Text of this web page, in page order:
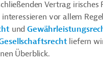
Vertrag irisches
interessieren vor allem
und
liefern
Überblick.